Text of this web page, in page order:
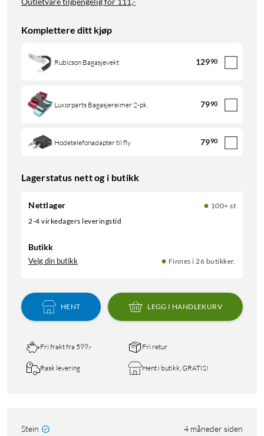
Komplettere ditt kjøp
Rubicson Bagasjevekt 12990
Luxorparts Bagasjereimer 2-pk. 7990
Hodetelefonadapter til fly 7990
Lagerstatus nett og i butikk
Nettlager
100+ st
2-4 virkedagers leveringstid
Butikk
Velg din butikk Finnes i 26 butikker.
HENT LEGG I HANDLEKURV
Fri frakt fra 599,- Fri retur
Rask levering Hent i butikk, GRATIS!
Stein 4 måneder siden